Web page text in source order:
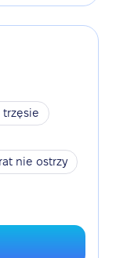
trzęsie
nie ostrzy